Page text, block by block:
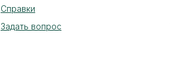
Справки
Задать вопрос